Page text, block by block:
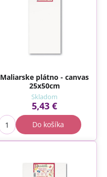
Maliarske plátno - canvas
25x50cm
Skladom
5,43 €
Do košíka